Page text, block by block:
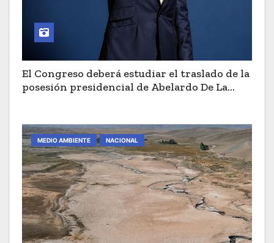
El Congreso deberá estudiar el traslado de la
posesión presidencial de Abelardo De La
MEDIO AMBIENTE NACIONAL